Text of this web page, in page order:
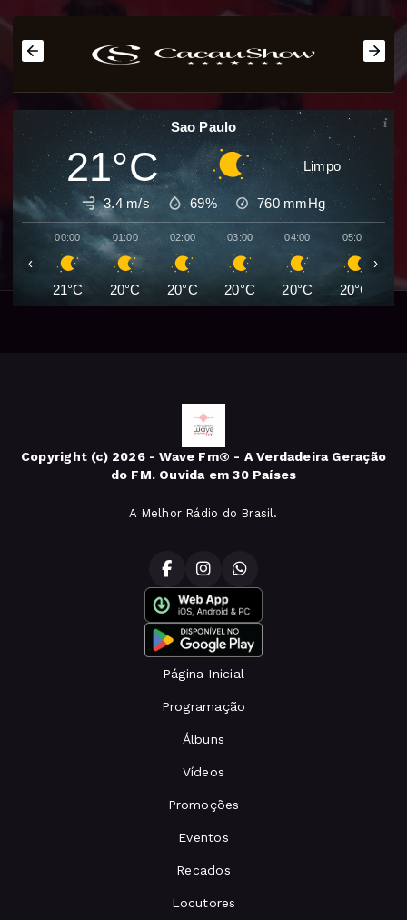
Sao Paulo
21°C Limpo
3.4 m/s 69% 760 mmHg
00:00
21°C
01:00
20°C
02:00
20°C
03:00
20°C
04:00
20°C
05:00
20°C
‹ ›
Copyright (c) 2026 - Wave Fm® - A Verdadeira Geração
do FM. Ouvida em 30 Países
A Melhor Rádio do Brasil.
Página Inicial
Programação
Álbuns
Vídeos
Promoções
Eventos
Recados
Locutores